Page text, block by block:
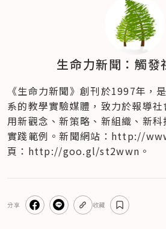
生命力新聞：觸發
《生命力新聞》創刊於1997年，
系的教學實驗媒體，致力於報導
用新觀念、新策略、新組織、新
實踐範例。新聞網站：http://
頁：http://goo.gl/st2wwn。
分享 收藏